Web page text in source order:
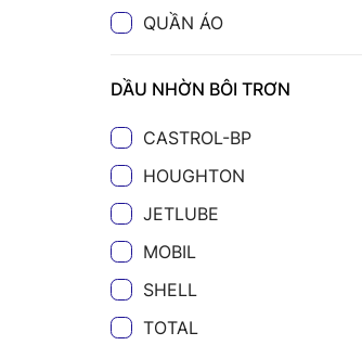
QUẦN ÁO
DẦU NHỜN BÔI TRƠN
CASTROL-BP
HOUGHTON
JETLUBE
MOBIL
SHELL
TOTAL